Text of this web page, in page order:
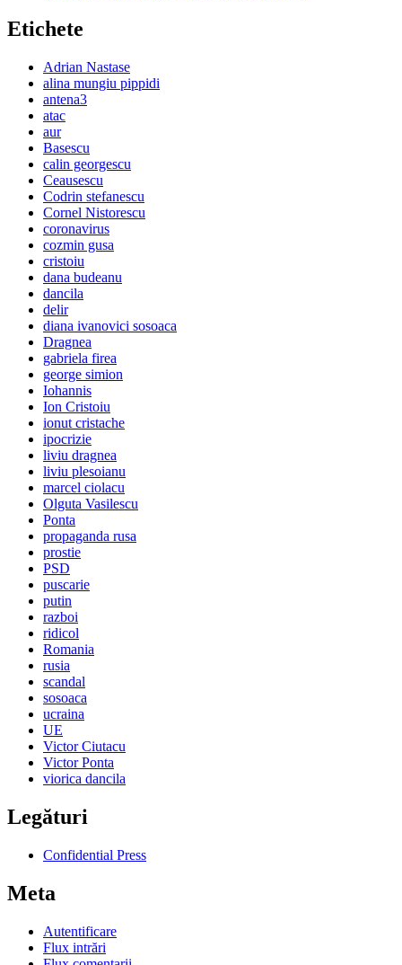
Etichete
Adrian Nastase
alina mungiu pippidi
antena3
atac
aur
Basescu
calin georgescu
Ceausescu
Codrin stefanescu
Cornel Nistorescu
coronavirus
cozmin gusa
cristoiu
dana budeanu
dancila
delir
diana ivanovici sosoaca
Dragnea
gabriela firea
george simion
Iohannis
Ion Cristoiu
ionut cristache
ipocrizie
liviu dragnea
liviu plesoianu
marcel ciolacu
Olguta Vasilescu
Ponta
propaganda rusa
prostie
PSD
puscarie
putin
razboi
ridicol
Romania
rusia
scandal
sosoaca
ucraina
UE
Victor Ciutacu
Victor Ponta
viorica dancila
Legături
Confidential Press
Meta
Autentificare
Flux intrări